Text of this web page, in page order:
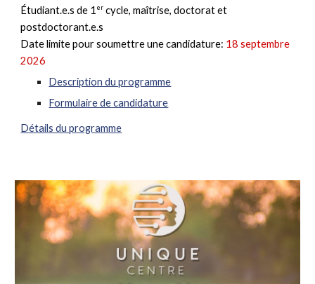
Étudiant.e.s de 1 er cycle, maîtrise, doctorat et
postdoctorant.e.s
Date limite pour soumettre une candidature: 18 septembre
2026
Description du programme
Formulaire de candidature
Détails du programme